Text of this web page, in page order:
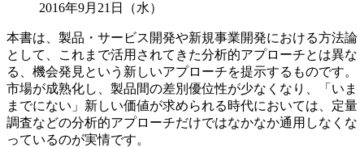
2016年9月21日（水）
本書は、製品・サービス開発や新規事業開発における方法論
として、これまで活用されてきた分析的アプローチとは異な
る、機会発見という新しいアプローチを提示するものです。
市場が成熟化し、製品間の差別優位性が少なくなり、「いま
までにない」新しい価値が求められる時代においては、定量
調査などの分析的アプローチだけではなかなか通用しなくな
っているのが実情です。